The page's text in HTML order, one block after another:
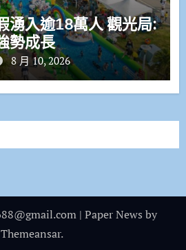
逾18萬人 觀光局:
勢成長
8 月 10, 2026
| Paper News by
Themeansar.